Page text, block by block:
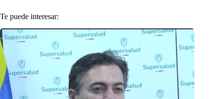
Te puede interesar: